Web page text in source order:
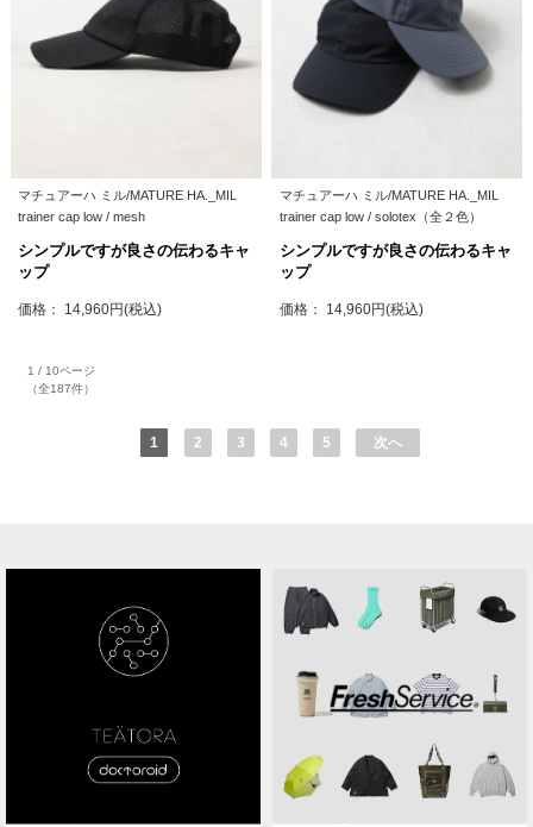
マチュアーハ ミル/MATURE HA._MIL
trainer cap low / mesh
シンプルですが良さの伝わるキャ
ップ
価格： 14,960円(税込)
マチュアーハ ミル/MATURE HA._MIL
trainer cap low / solotex（全２色）
シンプルですが良さの伝わるキャ
ップ
価格： 14,960円(税込)
1 / 10ページ
（全187件）
1 2 3 4 5 次へ